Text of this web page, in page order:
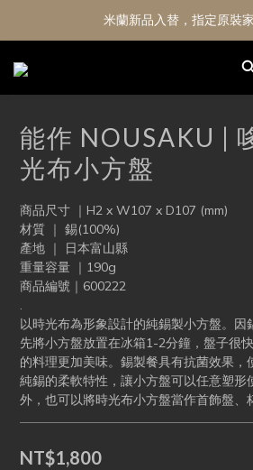
米蘭新品入替，指定原裝
能作 NOUSAKU |
光布小方盤
商品尺寸 ｜H2 x W107 x D107 (mm)
材質 ｜ 錫(100%)
產地 ｜ 日本富山縣
重量容量 ｜190g
商品編號｜600222
.
以時光布為形象設計的純錫製小方盤。因
先將小方盤放置在冰箱1-2分鐘，盤子很
的料理更加美味。錫製餐具有抗菌效果
純錫的柔軟特性，讓小方盤可以任意塑形
外，也可以將時光布小方盤當作首飾盤、
NT$1,800